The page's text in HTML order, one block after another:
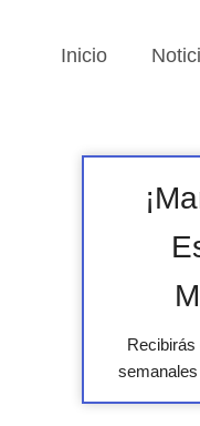
Inicio
Recibirás